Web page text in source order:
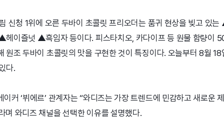
신청 1위에 오른 두바이 초콜릿 프리오더는 품귀 현상을 빚고 있
이즐넛 ▲흑임자 등이다. 피스타치오, 카다이프 등 원물 함량이
원조 두바이 초콜릿의 맛을 구현한 것이 특징이다. 오늘부터 8월
다.
커 ‘뷔에르’ 관계자는 “와디즈는 가장 트렌드에 민감하고 새로운
며 와디즈 채널을 선택한 이유를 설명했다.